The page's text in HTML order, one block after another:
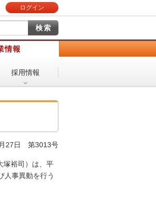
ログイン
情報
採用情報
27日 第3013号
塚裕司）は、平
人事異動を行う